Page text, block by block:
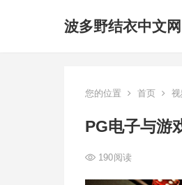
波多野结衣中文网
您的位置 首页
PG电子与游
190阅读